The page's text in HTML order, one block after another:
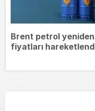
Brent petrol yeniden
fiyatları